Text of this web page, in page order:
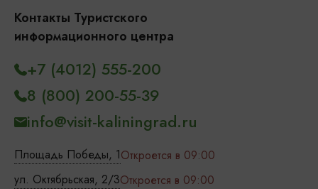
Контакты Туристского
информационного центра
Площадь Победы, 1Откроется в 09:00
ул. Октябрьская, 2/3Откроется в 09:00
+7 (4012) 555-200
8 (800) 200-55-39
info@visit-kaliningrad.ru